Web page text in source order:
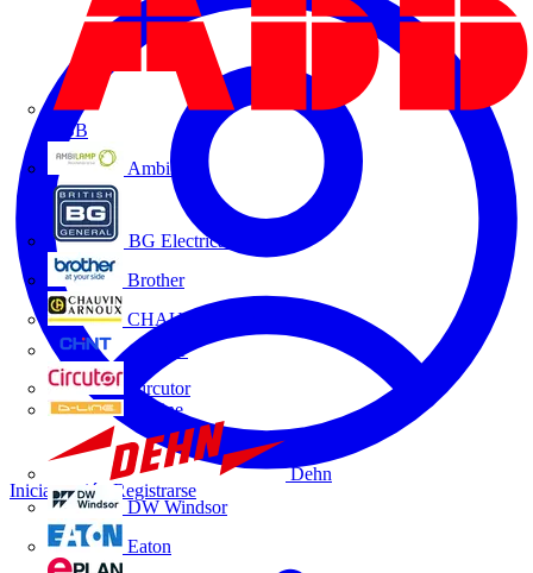
ABB
Ambilamp
BG Electrical
Brother
CHAUVIN ARNOUX
CHINT
Circutor
D-Line
Dehn
DW Windsor
Eaton
Iniciar sesión Registrarse